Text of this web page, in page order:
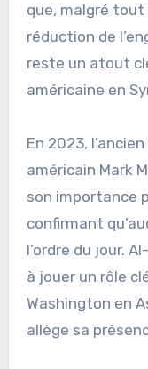
que, malgré tout
réduction de
reste un atout
américaine en
En 2023,
américain Mark
son importance
confirmant
l’ordre du jour.
à jouer un rôle
Washington en
allège sa